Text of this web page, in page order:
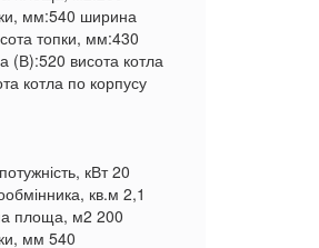
мм:540 ширина
топки, мм:430
(В):520 висота котла
котла по корпусу
кВт20
кв.м 2,1
площа, м2 200
мм 540